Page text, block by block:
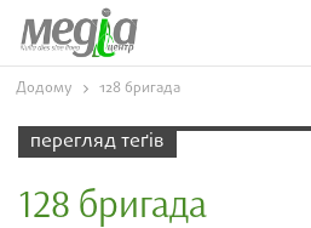
Додому 128 бригада
перегляд теґів
128 бригада